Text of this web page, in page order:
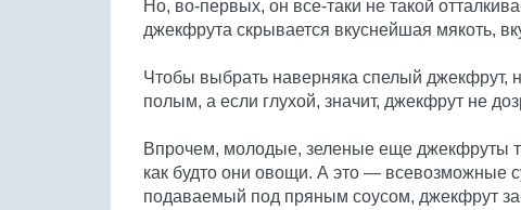
Но, во-первых, он все-таки не такой
джекфрута скрывается вкуснейшая мякоть,
Чтобы выбрать наверняка спелый джекфрут,
полым, а если глухой, значит, джекфрут не
Впрочем, молодые, зеленые еще джекфруты
как будто они овощи. А это — всевозможные
подаваемый под пряным соусом, джекфрут